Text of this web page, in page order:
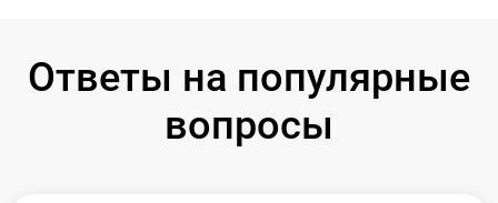
Ответы на популярные
вопросы